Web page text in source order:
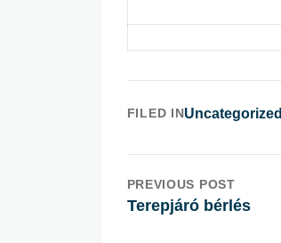
FILED INUncategorized
PREVIOUS POST
Terepjáró bérlés